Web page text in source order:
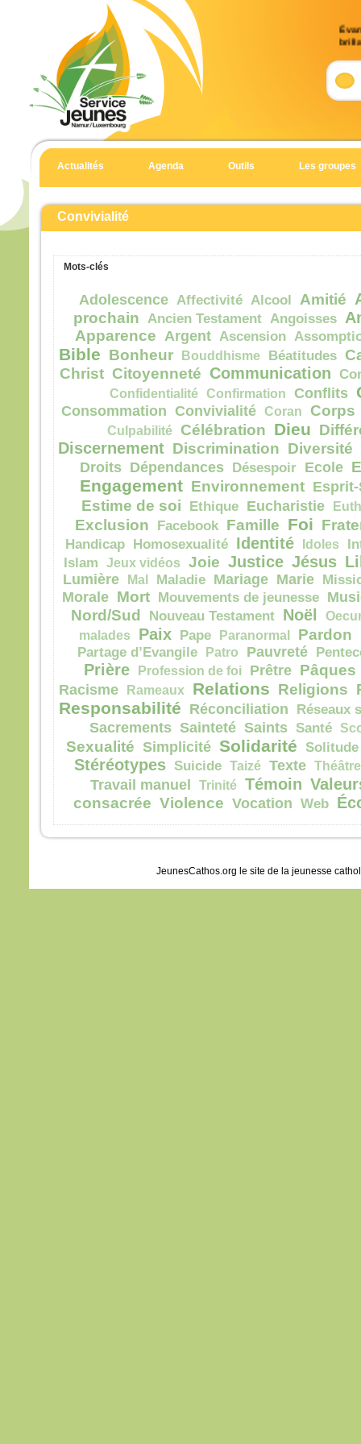
en
Il
son
et
Élie,
qui
«
je
Il
«
en
et
leur
«
ils
En
Actualités Agenda Outils Les groupes
Convivialité
Mots-clés
Adolescence Affectivité Alcool Amitié
prochain Ancien Testament Angoisses
Apparence Argent Ascension
Bible Bonheur Bouddhisme Béatitudes
Christ Citoyenneté Communication
Confidentialité Confirmation Conflits
Consommation Convivialité Coran Corps
Culpabilité Célébration Dieu
Discernement Discrimination Diversité
Droits Dépendances Désespoir Ecole
Engagement Environnement
Estime de soi Ethique Eucharistie
Exclusion Facebook Famille Foi
Handicap Homosexualité Identité Idoles
Islam
Jeux vidéos Joie Justice Jésus
Lumière Mal Maladie Mariage Marie
Morale Mort Mouvements de jeunesse
Nord/Sud Nouveau Testament Noël
malades
Paix Pape Paranormal Pardon
Partage d’Evangile Patro Pauvreté
Prière Profession de foi Prêtre Pâques
Racisme Rameaux Relations Religions
Responsabilité Réconciliation Réseaux
Sacrements Sainteté Saints Santé
Sexualité Simplicité Solidarité Solitude
Stéréotypes Suicide Taizé Texte Théâtre
Travail manuel Trinité Témoin
consacrée Violence Vocation Web
JeunesCathos.org le site de la jeunesse